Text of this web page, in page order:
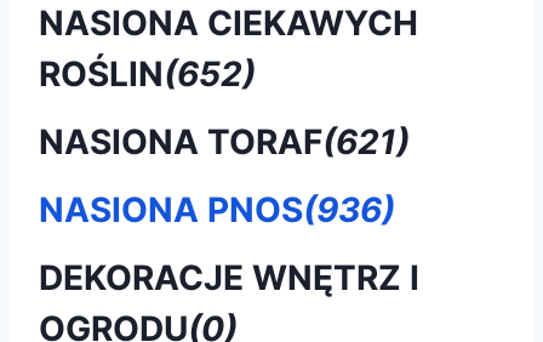
NASIONA CIEKAWYCH
ROŚLIN(652)
NASIONA TORAF(621)
NASIONA PNOS(936)
DEKORACJE WNĘTRZ I
OGRODU(0)